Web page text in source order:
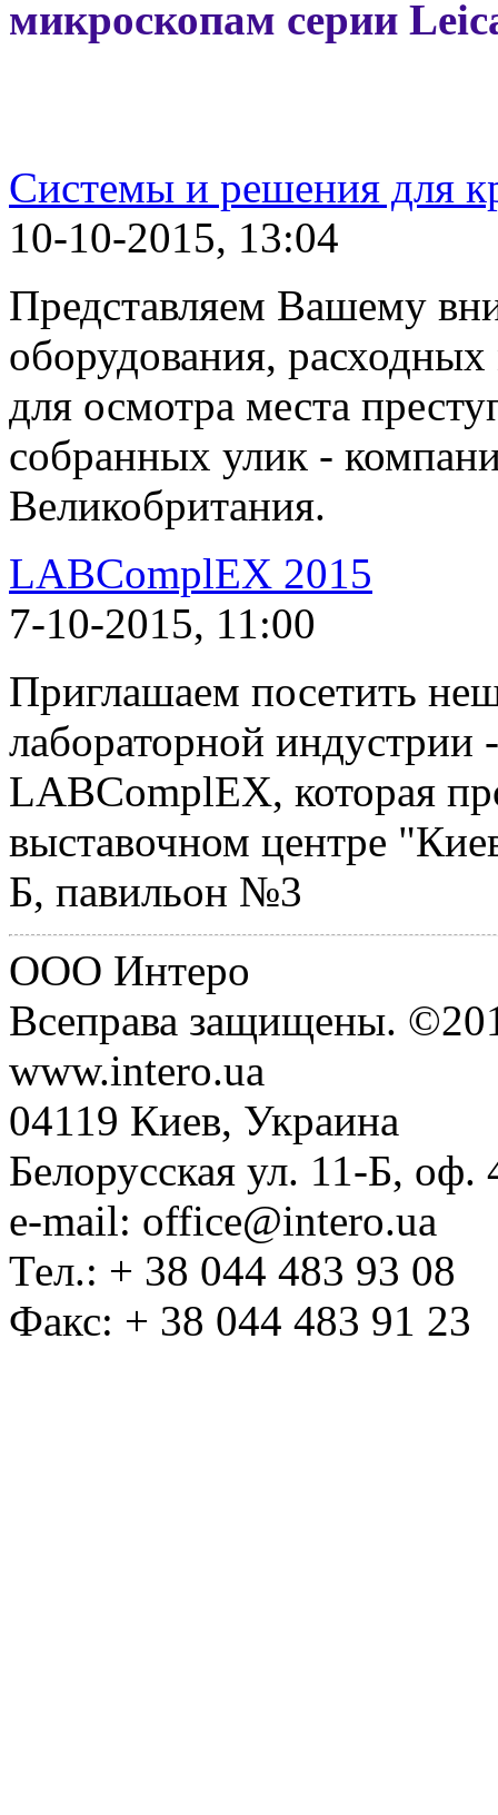
микроскопам серии
Системы и решения для
10-10-2015, 13:04
Представляем Вашему
оборудования,
для осмотра места
собранных улик -
Великобритания.
LABComplEX 2015
7-10-2015, 11:00
Приглашаем посетить
лабораторной
LABComplEX, которая
выставочном центре
Б, павильон №3
ООО Интеро
Всеправа защищены.
www.intero.ua
04119 Киев, Украина
Белорусская ул. 11-Б, оф.
e-mail: office@intero.ua
Тел.: + 38 044 483 93 08
Факс: + 38 044 483 91 23